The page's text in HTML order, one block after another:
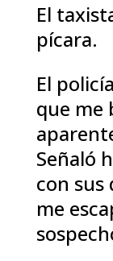
El
pícara.
El
que me
Señaló
con sus
me